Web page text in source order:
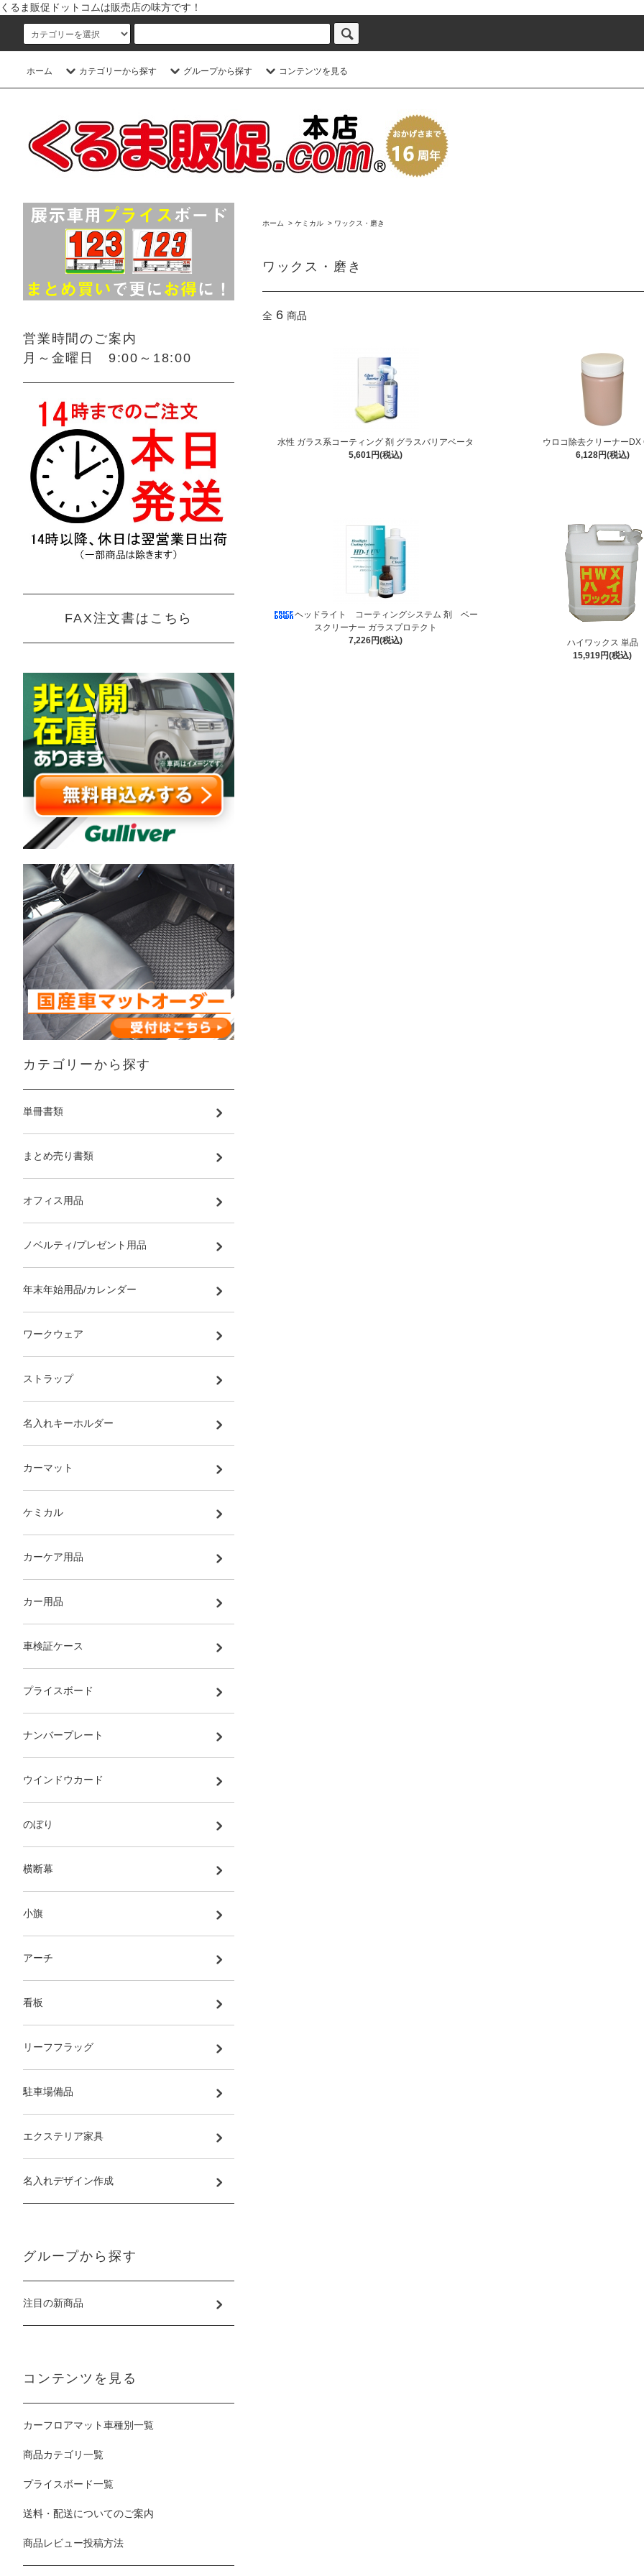
くるま販促ドットコムは販売店の味方です！
ホーム カテゴリーから探す グループから探す コンテンツを見る
ホーム > ケミカル > ワックス・磨き
ワックス・磨き
全 6 商品
水性 ガラス系コーティング 剤 グラスバリアベータ
5,601円(税込)
ウロコ除去クリーナーDX
6,128円(税込)
ヘッドライト コーティングシステム 剤 ベー
スクリーナー ガラスプロテクト
7,226円(税込)
ハイワックス 単品
15,919円(税込)
営業時間のご案内
月～金曜日 9:00～18:00
FAX注文書はこちら
カテゴリーから探す
単冊書類
まとめ売り書類
オフィス用品
ノベルティ/プレゼント用品
年末年始用品/カレンダー
ワークウェア
ストラップ
名入れキーホルダー
カーマット
ケミカル
カーケア用品
カー用品
車検証ケース
プライスボード
ナンバープレート
ウインドウカード
のぼり
横断幕
小旗
アーチ
看板
リーフフラッグ
駐車場備品
エクステリア家具
名入れデザイン作成
グループから探す
注目の新商品
コンテンツを見る
カーフロアマット車種別一覧
商品カテゴリ一覧
プライスボード一覧
送料・配送についてのご案内
商品レビュー投稿方法